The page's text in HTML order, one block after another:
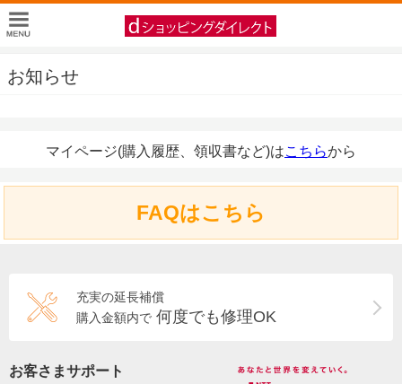
お知らせ
マイページ(購入履歴、領収書など)はこちらから
FAQはこちら
充実の延長補償
購入金額内で 何度でも修理OK
お客さまサポート